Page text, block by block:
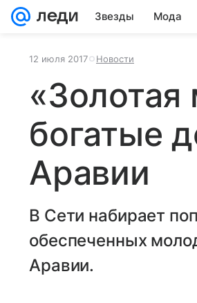
Звезды Мода
12 июля 2017 Новости
богатые
Аравии
В Сети набирает
обеспеченных
Аравии.